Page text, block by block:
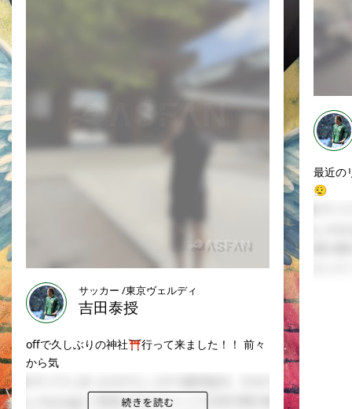
サッカー /東京ヴェルディ
吉田泰授
offで久しぶりの神社⛩️行って来ました！！ 前々
から気
最近の
😮‍💨